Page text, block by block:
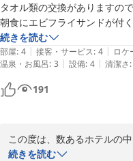
一方で、近隣の車両音によ
こと、心よりお詫び申し上げ
騒音に関しては、フロアの
う場合がございます。
高層階や通りに面していな
らせいただけましたら可能
またフロント階にございま
検メンテナンスを進めてまい
タオル類の交換がありますの
朝食にエビフライサンドが付
し。無料のコーヒーと一緒に
イサンドでおいしかったです。
部屋は広くはありませんが清
スチームアイロンの備え付け
PCなどをハードに使用する
でやや使いにくいかも知れま
続きを読む
部屋: 4 | 接客・サービス: 4 | ロケ
温泉・お風呂: 3 | 設備: 4 | 清潔さ:
191
この度は、数あるホテルの
お選びいただき、誠にありが
続きを読む